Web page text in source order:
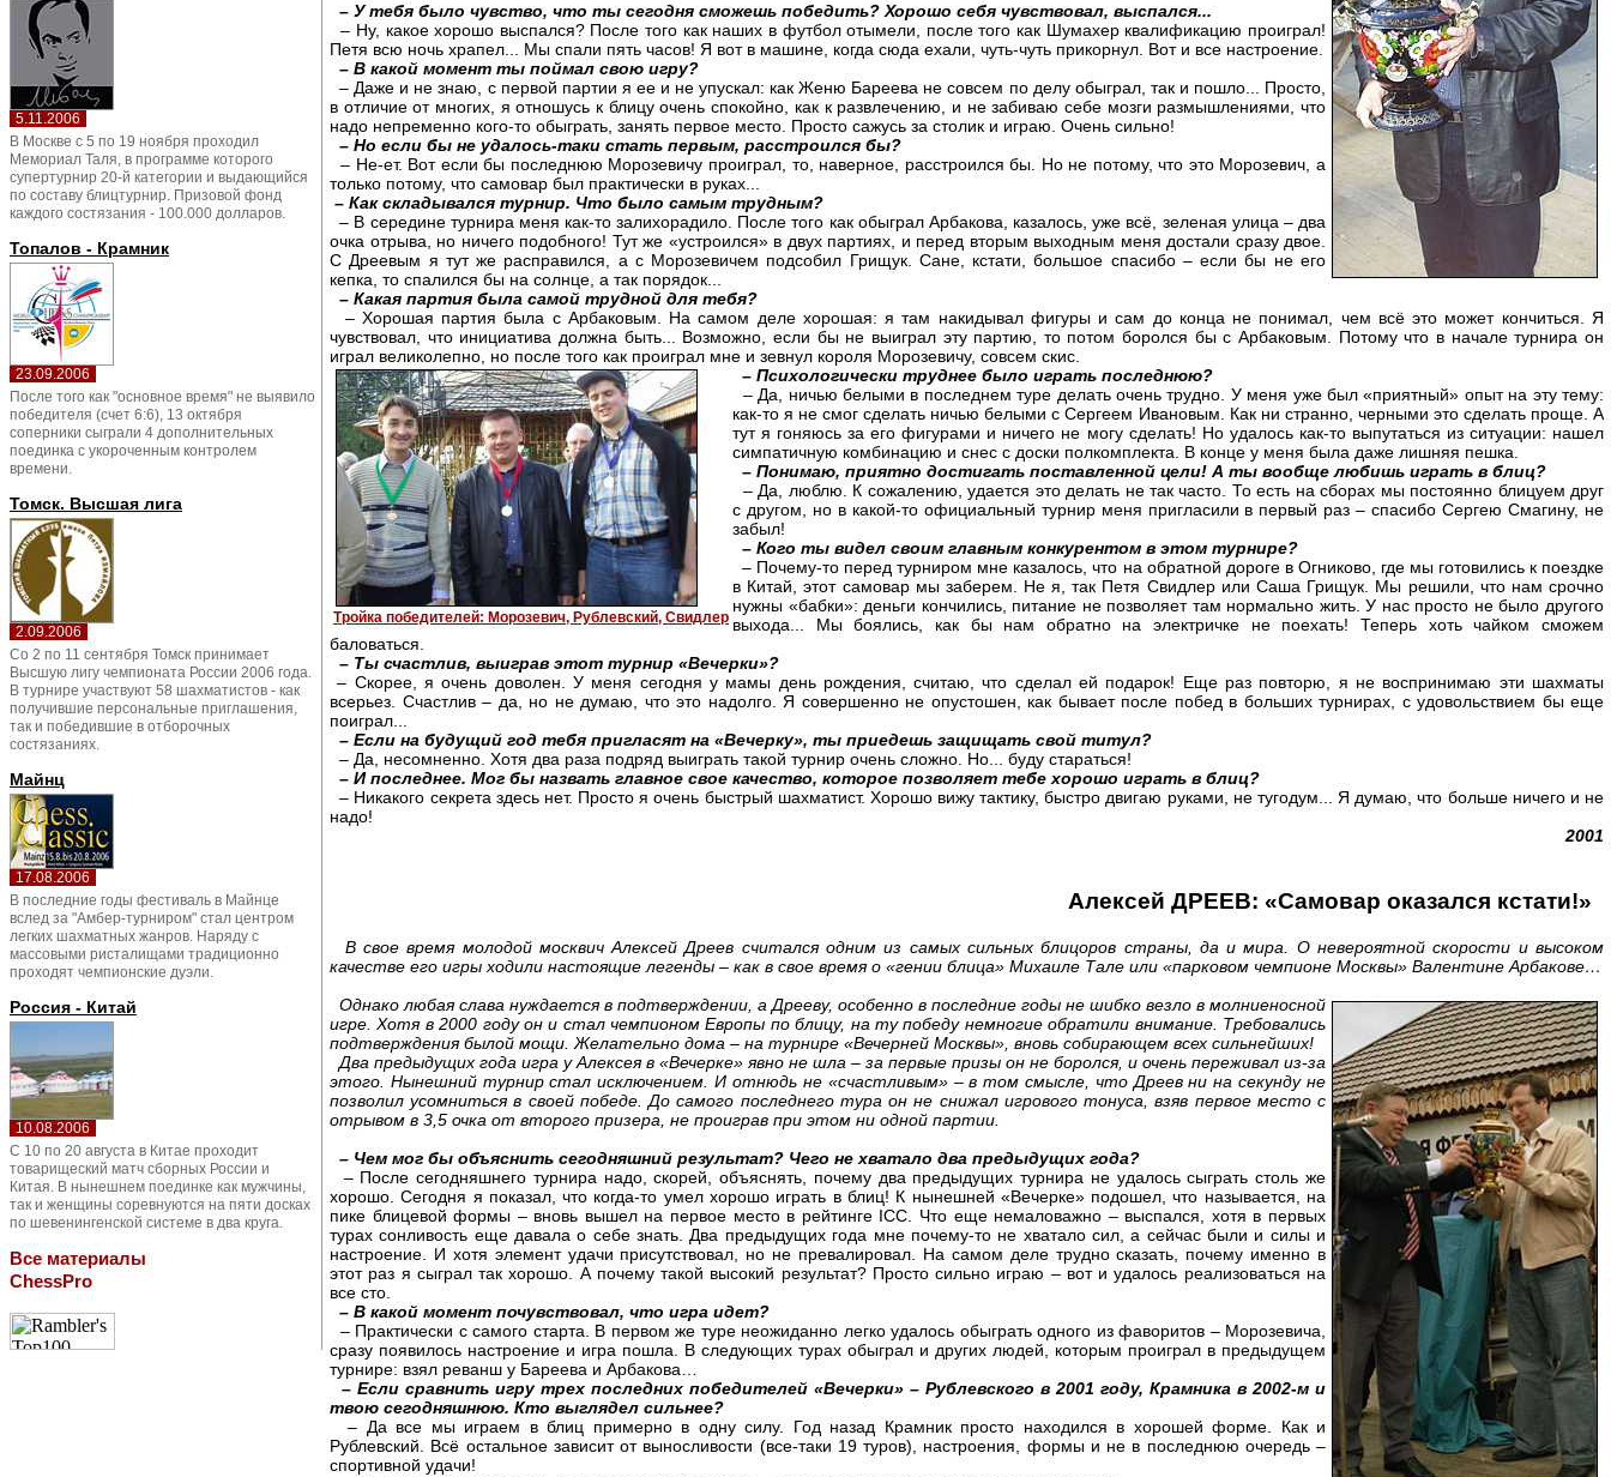
5.11.2006
В Москве с 5 по 19 ноября проходил
Мемориал Таля, в программе которого
супертурнир 20-й категории и выдающийся
по составу блицтурнир. Призовой фонд
каждого состязания - 100.000 долларов.
Топалов - Крамник
23.09.2006
После того как "основное время" не выявило
победителя (счет 6:6), 13 октября
соперники сыграли 4 дополнительных
поединка с укороченным контролем
времени.
Томск. Высшая лига
2.09.2006
Со 2 по 11 сентября Томск принимает
Высшую лигу чемпионата России 2006 года.
В турнире участвуют 58 шахматистов - как
получившие персональные приглашения,
так и победившие в отборочных
состязаниях.
Майнц
17.08.2006
В последние годы фестиваль в Майнце
вслед за "Амбер-турниром" стал центром
легких шахматных жанров. Наряду с
массовыми ристалищами традиционно
проходят чемпионские дуэли.
Россия - Китай
10.08.2006
С 10 по 20 августа в Китае проходит
товарищеский матч сборных России и
Китая. В нынешнем поединке как мужчины,
так и женщины соревнуются на пяти досках
по шевенингенской системе в два круга.
Все материалы
ChessPro
– У тебя было чувство, что ты сегодня сможешь победить? Хорошо себя чувствовал, выспался...
– Ну, какое хорошо выспался? После того как наших в футбол отымели, после того как Шумахер квалификацию проиграл!
Петя всю ночь храпел... Мы спали пять часов! Я вот в машине, когда сюда ехали, чуть-чуть прикорнул. Вот и все настроение.
– В какой момент ты поймал свою игру?
– Даже и не знаю, с первой партии я ее и не упускал: как Женю Бареева не совсем по делу обыграл, так и пошло... Просто,
в отличие от многих, я отношусь к блицу очень спокойно, как к развлечению, и не забиваю себе мозги размышлениями, что
надо непременно кого-то обыграть, занять первое место. Просто сажусь за столик и играю. Очень сильно!
– Но если бы не удалось-таки стать первым, расстроился бы?
– Не-ет. Вот если бы последнюю Морозевичу проиграл, то, наверное, расстроился бы. Но не потому, что это Морозевич, а
только потому, что самовар был практически в руках...
– Как складывался турнир. Что было самым трудным?
– В середине турнира меня как-то залихорадило. После того как обыграл Арбакова, казалось, уже всё, зеленая улица – два
очка отрыва, но ничего подобного! Тут же «устроился» в двух партиях, и перед вторым выходным меня достали сразу двое.
С Дреевым я тут же расправился, а с Морозевичем подсобил Грищук. Сане, кстати, большое спасибо – если бы не его
кепка, то спалился бы на солнце, а так порядок...
– Какая партия была самой трудной для тебя?
– Хорошая партия была с Арбаковым. На самом деле хорошая: я там накидывал фигуры и сам до конца не понимал, чем всё это может кончиться. Я
чувствовал, что инициатива должна быть... Возможно, если бы не выиграл эту партию, то потом боролся бы с Арбаковым. Потому что в начале турнира он
играл великолепно, но после того как проиграл мне и зевнул короля Морозевичу, совсем скис.
Тройка победителей: Морозевич, Рублевский, Свидлер
– Психологически труднее было играть последнюю?
– Да, ничью белыми в последнем туре делать очень трудно. У меня уже был «приятный» опыт на эту тему:
как-то я не смог сделать ничью белыми с Сергеем Ивановым. Как ни странно, черными это сделать проще. А
тут я гоняюсь за его фигурами и ничего не могу сделать! Но удалось как-то выпутаться из ситуации: нашел
симпатичную комбинацию и снес с доски полкомплекта. В конце у меня была даже лишняя пешка.
– Понимаю, приятно достигать поставленной цели! А ты вообще любишь играть в блиц?
– Да, люблю. К сожалению, удается это делать не так часто. То есть на сборах мы постоянно блицуем друг
с другом, но в какой-то официальный турнир меня пригласили в первый раз – спасибо Сергею Смагину, не
забыл!
– Кого ты видел своим главным конкурентом в этом турнире?
– Почему-то перед турниром мне казалось, что на обратной дороге в Огниково, где мы готовились к поездке
в Китай, этот самовар мы заберем. Не я, так Петя Свидлер или Саша Грищук. Мы решили, что нам срочно
нужны «бабки»: деньги кончились, питание не позволяет там нормально жить. У нас просто не было другого
выхода... Мы боялись, как бы нам обратно на электричке не поехать! Теперь хоть чайком сможем
баловаться.
– Ты счастлив, выиграв этот турнир «Вечерки»?
– Скорее, я очень доволен. У меня сегодня у мамы день рождения, считаю, что сделал ей подарок! Еще раз повторю, я не воспринимаю эти шахматы
всерьез. Счастлив – да, но не думаю, что это надолго. Я совершенно не опустошен, как бывает после побед в больших турнирах, с удовольствием бы еще
поиграл...
– Если на будущий год тебя пригласят на «Вечерку», ты приедешь защищать свой титул?
– Да, несомненно. Хотя два раза подряд выиграть такой турнир очень сложно. Но... буду стараться!
– И последнее. Мог бы назвать главное свое качество, которое позволяет тебе хорошо играть в блиц?
– Никакого секрета здесь нет. Просто я очень быстрый шахматист. Хорошо вижу тактику, быстро двигаю руками, не тугодум... Я думаю, что больше ничего и не
надо!
2001
Алексей ДРЕЕВ: «Самовар оказался кстати!»
В свое время молодой москвич Алексей Дреев считался одним из самых сильных блицоров страны, да и мира. О невероятной скорости и высоком
качестве его игры ходили настоящие легенды – как в свое время о «гении блица» Михаиле Тале или «парковом чемпионе Москвы» Валентине Арбакове…
Однако любая слава нуждается в подтверждении, а Дрееву, особенно в последние годы не шибко везло в молниеносной
игре. Хотя в 2000 году он и стал чемпионом Европы по блицу, на ту победу немногие обратили внимание. Требовались
подтверждения былой мощи. Желательно дома – на турнире «Вечерней Москвы», вновь собирающем всех сильнейших!
Два предыдущих года игра у Алексея в «Вечерке» явно не шла – за первые призы он не боролся, и очень переживал из-за
этого. Нынешний турнир стал исключением. И отнюдь не «счастливым» – в том смысле, что Дреев ни на секунду не
позволил усомниться в своей победе. До самого последнего тура он не снижал игрового тонуса, взяв первое место с
отрывом в 3,5 очка от второго призера, не проиграв при этом ни одной партии.
– Чем мог бы объяснить сегодняшний результат? Чего не хватало два предыдущих года?
– После сегодняшнего турнира надо, скорей, объяснять, почему два предыдущих турнира не удалось сыграть столь же
хорошо. Сегодня я показал, что когда-то умел хорошо играть в блиц! К нынешней «Вечерке» подошел, что называется, на
пике блицевой формы – вновь вышел на первое место в рейтинге ICC. Что еще немаловажно – выспался, хотя в первых
турах сонливость еще давала о себе знать. Два предыдущих года мне почему-то не хватало сил, а сейчас были и силы и
настроение. И хотя элемент удачи присутствовал, но не превалировал. На самом деле трудно сказать, почему именно в
этот раз я сыграл так хорошо. А почему такой высокий результат? Просто сильно играю – вот и удалось реализоваться на
все сто.
– В какой момент почувствовал, что игра идет?
– Практически с самого старта. В первом же туре неожиданно легко удалось обыграть одного из фаворитов – Морозевича,
сразу появилось настроение и игра пошла. В следующих турах обыграл и других людей, которым проиграл в предыдущем
турнире: взял реванш у Бареева и Арбакова…
– Если сравнить игру трех последних победителей «Вечерки» – Рублевского в 2001 году, Крамника в 2002-м и
твою сегодняшнюю. Кто выглядел сильнее?
– Да все мы играем в блиц примерно в одну силу. Год назад Крамник просто находился в хорошей форме. Как и
Рублевский. Всё остальное зависит от выносливости (все-таки 19 туров), настроения, формы и не в последнюю очередь –
спортивной удачи!